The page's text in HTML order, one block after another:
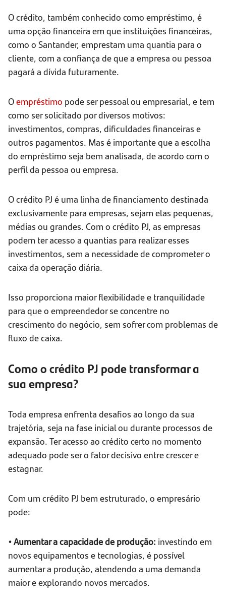
O crédito, também conhecido como empréstimo, é
uma opção financeira em que instituições financeiras,
como o Santander, emprestam uma quantia para o
cliente, com a confiança de que a empresa ou pessoa
pagará a dívida futuramente.
Oempréstimo pode ser pessoal ou empresarial, e tem
como ser solicitado por diversos motivos:
investimentos, compras, dificuldades financeiras e
outros pagamentos. Mas é importante que a escolha
do empréstimo seja bem analisada, de acordo com o
perfil da pessoa ou empresa.
O crédito PJ é uma linha de financiamento destinada
exclusivamente para empresas, sejam elas pequenas,
médias ou grandes. Com o crédito PJ, as empresas
podem ter acesso a quantias para realizar esses
investimentos, sem a necessidade de comprometer o
caixa da operação diária.
Isso proporciona maior flexibilidade e tranquilidade
para que o empreendedor se concentre no
crescimento do negócio, sem sofrer com problemas de
fluxo de caixa.
Como o crédito PJ pode transformar a
sua empresa?
Toda empresa enfrenta desafios ao longo da sua
trajetória, seja na fase inicial ou durante processos de
expansão. Ter acesso ao crédito certo no momento
adequado pode ser o fator decisivo entre crescer e
estagnar.
Com um crédito PJ bem estruturado, o empresário
pode:
• Aumentar a capacidade de produção: investindo em
novos equipamentos e tecnologias, é possível
aumentar a produção, atendendo a uma demanda
maior e explorando novos mercados.